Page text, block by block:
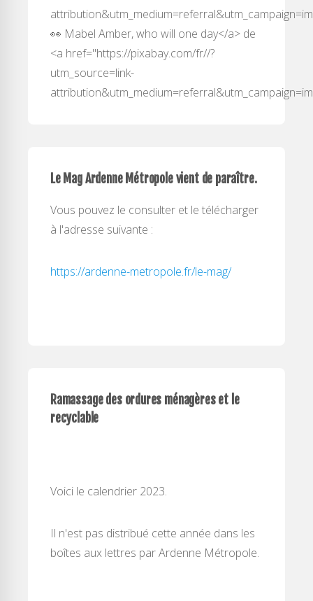
👀 Mabel Amber, who will one day</a> de
<a href="https://pixabay.com/fr//?
utm_source=link-
Le Mag Ardenne Métropole vient de paraître.
Vous pouvez le consulter et le télécharger
à l'adresse suivante :
https://ardenne-metropole.fr/le-mag/
Ramassage des ordures ménagères et le
recyclable
Voici le calendrier 2023.
Il n'est pas distribué cette année dans les
boîtes aux lettres par Ardenne Métropole.